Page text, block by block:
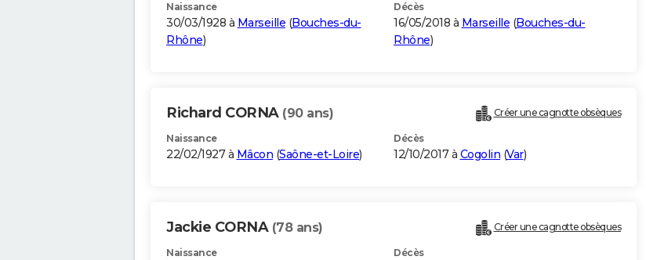
Naissance
30/03/1928 à Marseille (Bouches-du-
Rhône)
Décès
16/05/2018 à Marseille (Bouches-du-
Rhône)
Richard CORNA (90 ans) Créer une cagnotte obsèques
Naissance
22/02/1927 à Mâcon (Saône-et-Loire)
Décès
12/10/2017 à Cogolin (Var)
Jackie CORNA (78 ans) Créer une cagnotte obsèques
Naissance Décès